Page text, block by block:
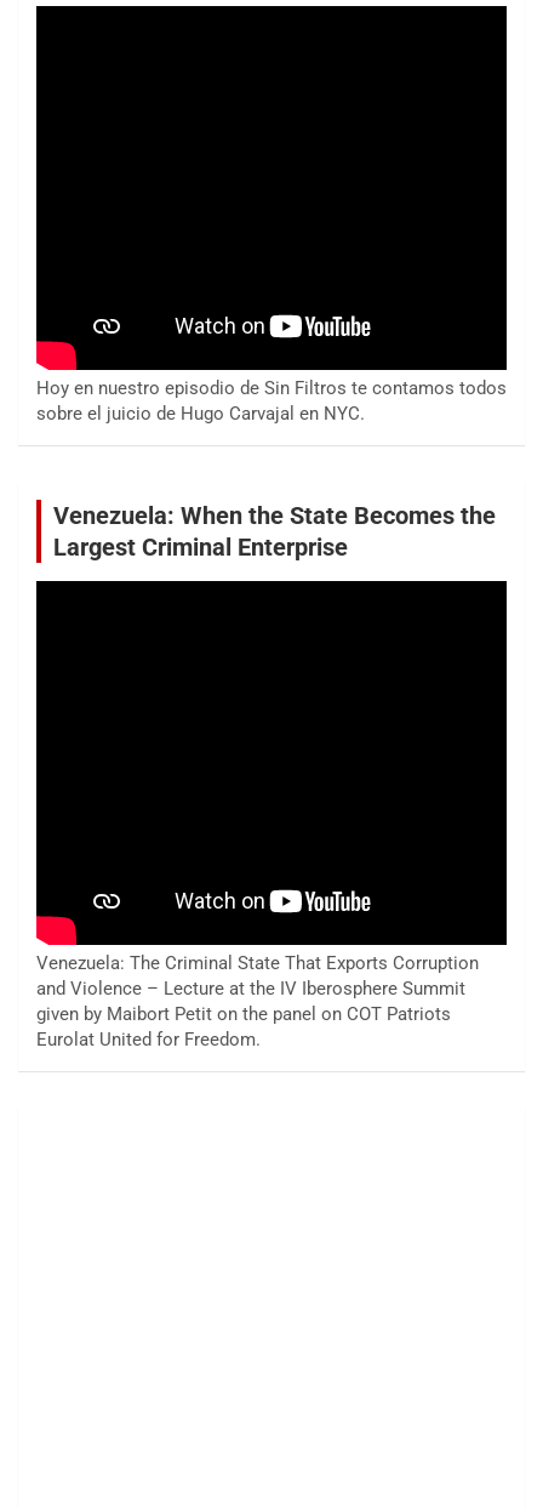
Hoy en nuestro episodio de Sin Filtros te contamos todos
sobre el juicio de Hugo Carvajal en NYC.
Venezuela: When the State Becomes the
Largest Criminal Enterprise
Venezuela: The Criminal State That Exports Corruption
and Violence – Lecture at the IV Iberosphere Summit
given by Maibort Petit on the panel on COT Patriots
Eurolat United for Freedom.